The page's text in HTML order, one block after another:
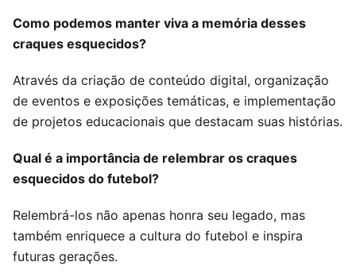
Como podemos manter viva a memória desses
craques esquecidos?
Através da criação de conteúdo digital, organização
de eventos e exposições temáticas, e implementação
de projetos educacionais que destacam suas histórias.
Qual é a importância de relembrar os craques
esquecidos do futebol?
Relembrá-los não apenas honra seu legado, mas
também enriquece a cultura do futebol e inspira
futuras gerações.